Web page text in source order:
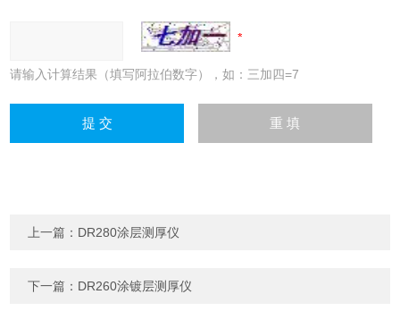
请输入计算结果（填写阿拉伯数字），如：三加四=7
上一篇： DR280涂层测厚仪
下一篇： DR260涂镀层测厚仪